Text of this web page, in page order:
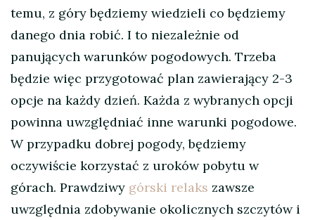
temu, z góry będziemy wiedzieli co będziemy
danego dnia robić. I to niezależnie od
panujących warunków pogodowych. Trzeba
będzie więc przygotować plan zawierający 2-3
opcje na każdy dzień. Każda z wybranych opcji
powinna uwzględniać inne warunki pogodowe.
W przypadku dobrej pogody, będziemy
oczywiście korzystać z uroków pobytu w
górach. Prawdziwy górski relaks zawsze
uwzględnia zdobywanie okolicznych szczytów i